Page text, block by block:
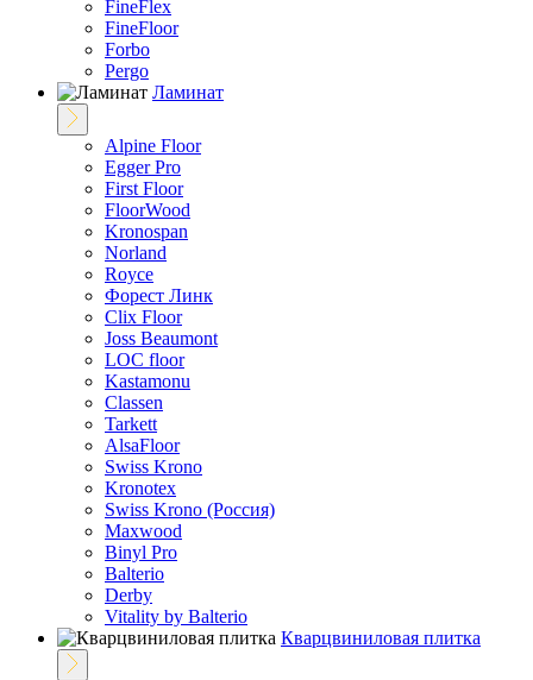
FineFlex
FineFloor
Fоrbo
Pergo
Ламинат
Alpine Floor
Egger Pro
First Floor
FloorWood
Kronospan
Norland
Royce
Форест Линк
Clix Floor
Joss Beaumont
LOC floor
Kastamonu
Classen
Tarkett
AlsaFloor
Swiss Krono
Kronotex
Swiss Krono (Россия)
Maxwood
Binyl Pro
Balterio
Derby
Vitality by Balterio
Кварцвиниловая плитка